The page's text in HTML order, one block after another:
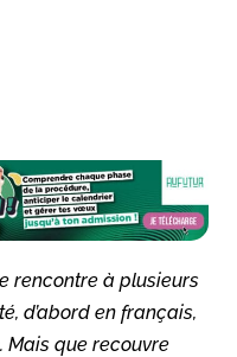
rencontre à plusieurs
d’abord en français,
Mais que recouvre